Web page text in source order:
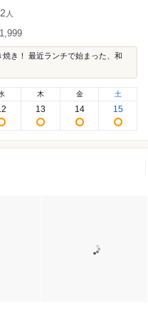
人
焼き！ 最近ランチで始まった、和
木
13
金
14
土
15